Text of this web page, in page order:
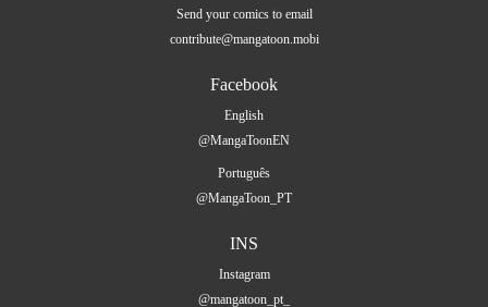
Send your comics to email
contribute@mangatoon.mobi
Facebook
English
@MangaToonEN
Português
@MangaToon_PT
INS
Instagram
@mangatoon_pt_